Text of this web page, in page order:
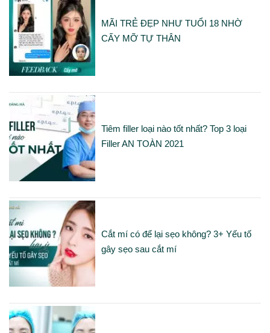
MÃI TRẺ ĐẸP NHƯ TUỔI 18 NHỜ
CẤY MỠ TỰ THÂN
Tiêm filler loại nào tốt nhất? Top 3 loại
Filler AN TOÀN 2021
Cắt mí có để lại sẹo không? 3+ Yếu tố
gây sẹo sau cắt mí